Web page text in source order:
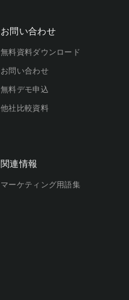
お問い合わせ
無料資料ダウンロード
お問い合わせ
無料デモ申込
他社比較資料
関連情報
マーケティング用語集